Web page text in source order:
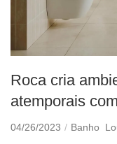
Roca cria
atemporais
04/26/2023 Banho